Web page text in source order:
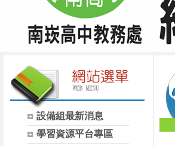
設備組最新消息
學習資源平台專區